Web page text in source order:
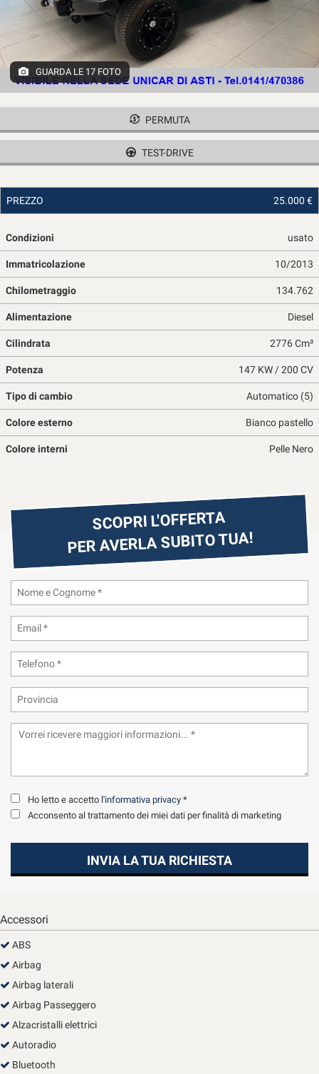
GUARDA LE 17 FOTO
PERMUTA
TEST-DRIVE
PREZZO 25.000 €
Condizioni usato
Immatricolazione 10/2013
Chilometraggio 134.762
Alimentazione Diesel
Cilindrata 2776 Cm³
Potenza 147 KW / 200 CV
Tipo di cambio Automatico (5)
Colore esterno Bianco pastello
Colore interni Pelle Nero
SCOPRI L'OFFERTA
PER AVERLA SUBITO TUA!
Ho letto e accetto l'informativa privacy *
Acconsento al trattamento dei miei dati per finalità di marketing
INVIA LA TUA RICHIESTA
Accessori
ABS
Airbag
Airbag laterali
Airbag Passeggero
Alzacristalli elettrici
Autoradio
Bluetooth
tracciamento
adottiamo
offrire
le
funzionalità
e
le
di
descritte.
Per
maggiori
sull'utilità
e
sul
funzionamento
di
questi
strumenti
tracciamento
alla
cookie
policy.
momento.
Cookie necessari
Cookie per il miglioramento dell'esperienza utente
Cookie analitici
cookie
Salva
le